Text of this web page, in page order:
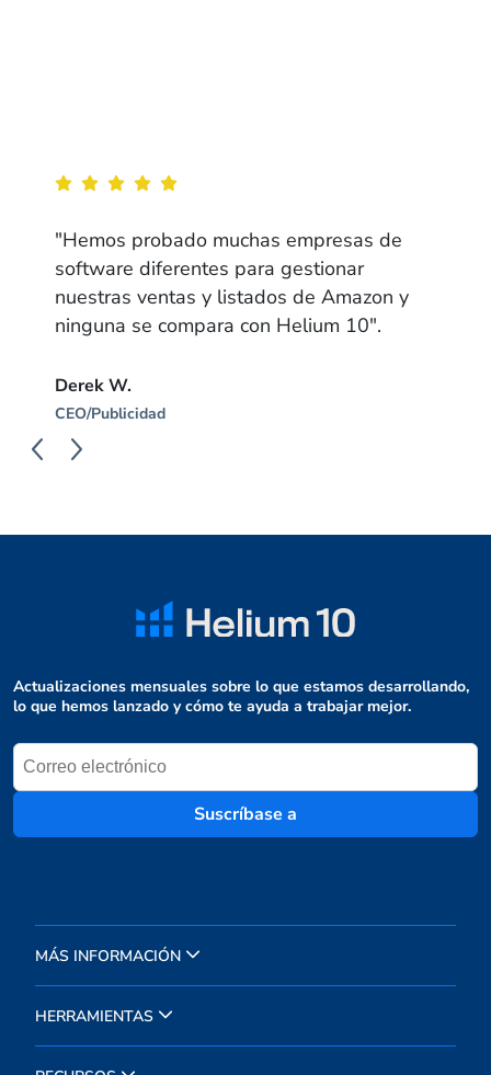
"Hemos probado muchas empresas de
software diferentes para gestionar
nuestras ventas y listados de Amazon y
ninguna se compara con Helium 10".
Derek W.
CEO/Publicidad
Actualizaciones mensuales sobre lo que estamos desarrollando,
lo que hemos lanzado y cómo te ayuda a trabajar mejor.
Suscríbase a
MÁS INFORMACIÓN
HERRAMIENTAS